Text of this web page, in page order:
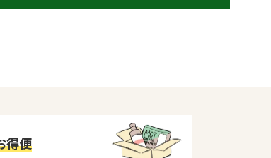
得便